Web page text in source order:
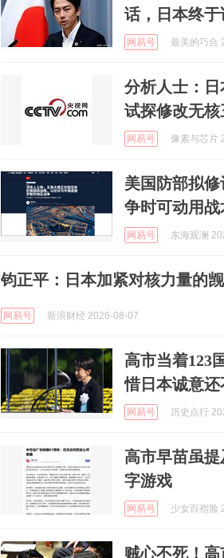
话，日本终于
网易号 最美的巧合
分析人士：
试探修改无核
网易号 像素与芯片
美国防部拟
争时可动用
网易号 东海观澜
钧正平：日本加紧对核力量的
网易号 新浪财经 2026-08-07
高市当着123
惜日本诚意还
网易号 历史点行
高市早苗虽提
字游戏
网易号 少女百褶脸
贼心不死！高